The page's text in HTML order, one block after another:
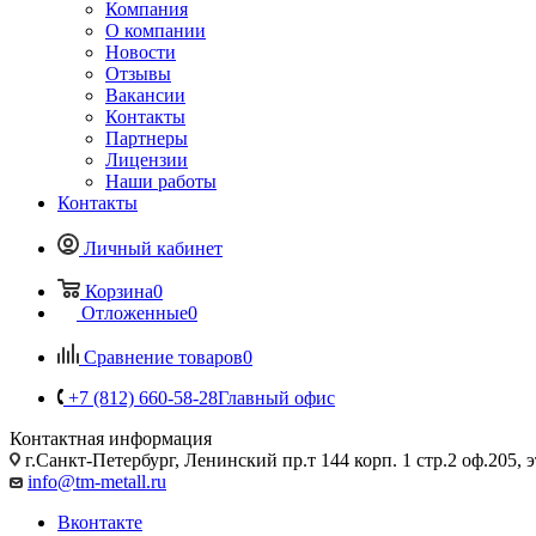
Компания
О компании
Новости
Отзывы
Вакансии
Контакты
Партнеры
Лицензии
Наши работы
Контакты
Личный кабинет
Корзина0
Отложенные0
Сравнение товаров0
+7 (812) 660-58-28Главный офис
Контактная информация
г.Санкт-Петербург, Ленинский пр.т 144 корп. 1 стр.2 оф.205,
info@tm-metall.ru
Вконтакте